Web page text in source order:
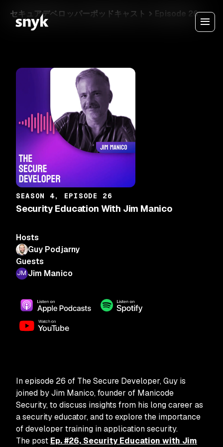
セキュアデベロッパーポッドキャスト Episode 26
SEASON 4, EPISODE 26
Security Education With Jim Manico
Hosts
Guy Podjarny
Guests
Jim Manico
In episode 26 of The Secure Developer, Guy is
joined by Jim Manico, founder of Manicode
Security, to discuss insights from his long career as
a security educator, and to explore the importance
of developer training in application security.
The post Ep. #26, Security Education with Jim